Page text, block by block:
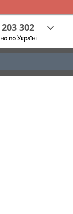
302
по Україні